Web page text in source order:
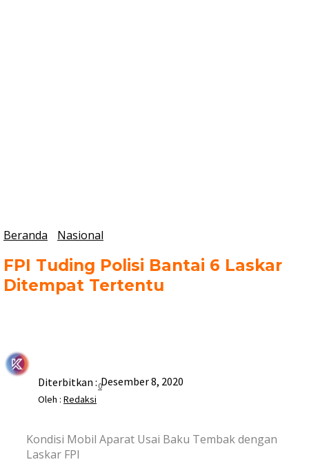
Beranda Nasional
FPI Tuding Polisi Bantai 6 Laskar
Ditempat Tertentu
Oleh : Redaksi
0
Diterbitkan : Desember 8, 2020
Kondisi Mobil Aparat Usai Baku Tembak dengan
Laskar FPI